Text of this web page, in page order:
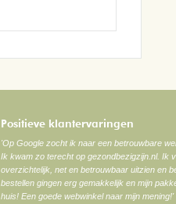
Positieve klantervaringen
'Op Google zocht ik naar een betrouwbare
Ik kwam zo terecht op gezondbezigzijn.nl. Ik
overzichtelijk, net en betrouwbaar uitzien en
bestellen gingen erg gemakkelijk en mijn
huis! Een goede webwinkel naar mijn mening!'